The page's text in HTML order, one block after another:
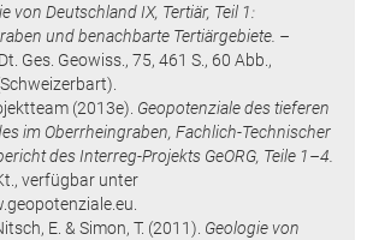
von Deutschland IX, Tertiär, Teil 1:
und benachbarte Tertiärgebiete. –
Ges. Geowiss., 75, 461 S., 60 Abb.,
.
(2013e). Geopotenziale des tieferen
im Oberrheingraben, Fachlich-Technischer
des Interreg-Projekts GeORG, Teile 1–4.
, verfügbar unter
.
E. & Simon, T. (2011). Geologie von